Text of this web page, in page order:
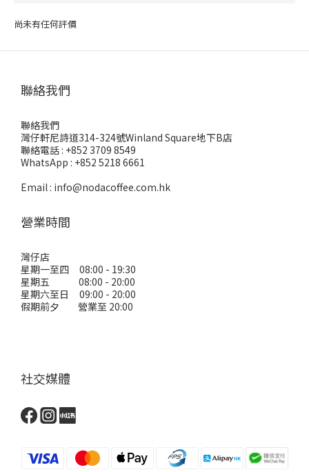
尚未有任何評價
聯絡我們
聯絡我們
灣仔軒尼詩道314-324號Winland Square地下B店
聯絡電話 : +852 3709 8549
WhatsApp : +852 5218 6661
Email : info@nodacoffee.com.hk
營業時間
灣仔店
星期一至四 08:00 - 19:30
星期五 08:00 - 20:00
星期六至日 09:00 - 20:00
假期前夕 營業至 20:00
社交媒體